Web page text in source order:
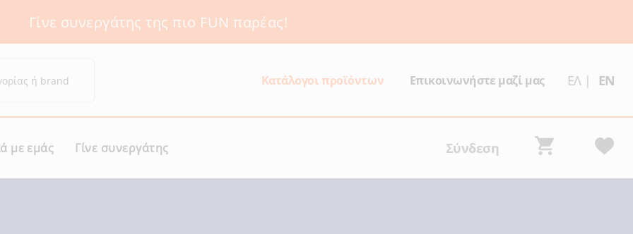
Γίνε συνεργάτης της πιο FUN παρέας!
Κατάλογοι προϊόντων Επικοινωνήστε μαζί μας ΕΛ | EN
με εμάς Γίνε συνεργάτης Σύνδεση